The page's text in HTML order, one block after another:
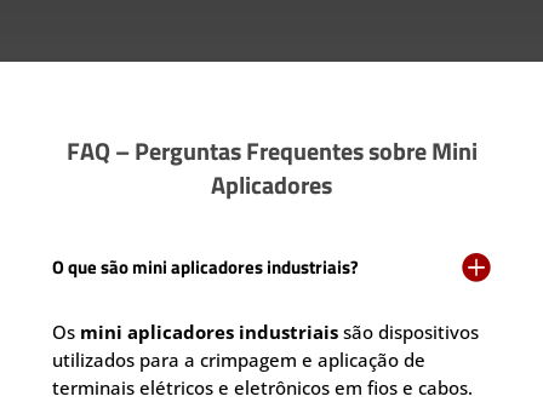
FAQ – Perguntas Frequentes sobre Mini
Aplicadores
O que são mini aplicadores industriais? 
Os mini aplicadores industriais são dispositivos
utilizados para a crimpagem e aplicação de
terminais elétricos e eletrônicos em fios e cabos.